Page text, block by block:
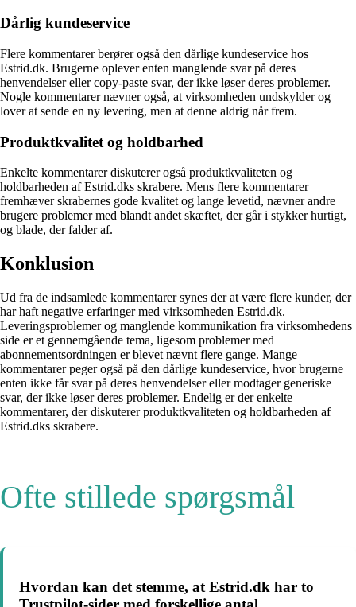
Dårlig kundeservice
Flere kommentarer berører også den dårlige kundeservice hos
Estrid.dk. Brugerne oplever enten manglende svar på deres
henvendelser eller copy-paste svar, der ikke løser deres problemer.
Nogle kommentarer nævner også, at virksomheden undskylder og
lover at sende en ny levering, men at denne aldrig når frem.
Produktkvalitet og holdbarhed
Enkelte kommentarer diskuterer også produktkvaliteten og
holdbarheden af Estrid.dks skrabere. Mens flere kommentarer
fremhæver skrabernes gode kvalitet og lange levetid, nævner andre
brugere problemer med blandt andet skæftet, der går i stykker hurtigt,
og blade, der falder af.
Konklusion
Ud fra de indsamlede kommentarer synes der at være flere kunder, der
har haft negative erfaringer med virksomheden Estrid.dk.
Leveringsproblemer og manglende kommunikation fra virksomhedens
side er et gennemgående tema, ligesom problemer med
abonnementsordningen er blevet nævnt flere gange. Mange
kommentarer peger også på den dårlige kundeservice, hvor brugerne
enten ikke får svar på deres henvendelser eller modtager generiske
svar, der ikke løser deres problemer. Endelig er der enkelte
kommentarer, der diskuterer produktkvaliteten og holdbarheden af
Estrid.dks skrabere.
Ofte stillede spørgsmål
Hvordan kan det stemme, at Estrid.dk har to